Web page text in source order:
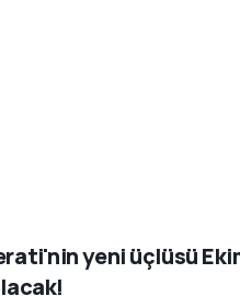
yeni üçlüsü